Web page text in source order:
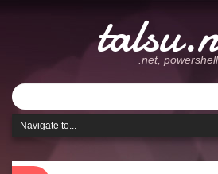
.net, powershell